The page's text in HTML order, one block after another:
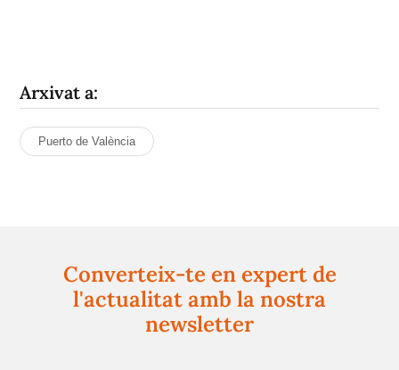
Arxivat a:
Puerto de València
Converteix-te en expert de
l'actualitat amb la nostra
newsletter